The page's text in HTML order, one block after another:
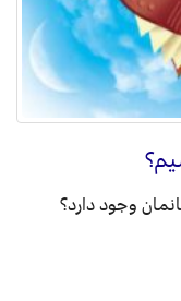
وجود دارد؟